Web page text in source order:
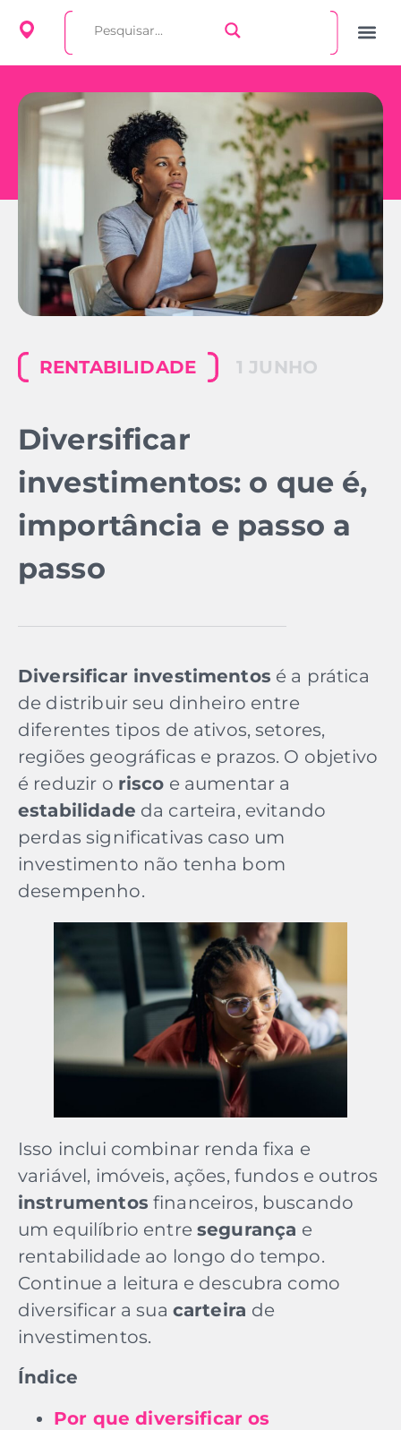
RENTABILIDADE 1 JUNHO
Diversificar
investimentos: o que é,
importância e passo a
passo
Diversificar investimentos é a prática
de distribuir seu dinheiro entre
diferentes tipos de ativos, setores,
regiões geográficas e prazos. O objetivo
é reduzir o risco e aumentar a
estabilidade da carteira, evitando
perdas significativas caso um
investimento não tenha bom
desempenho.
Isso inclui combinar renda fixa e
variável, imóveis, ações, fundos e outros
instrumentos financeiros, buscando
um equilíbrio entre segurança e
rentabilidade ao longo do tempo.
Continue a leitura e descubra como
diversificar a sua carteira de
investimentos.
Índice
Por que diversificar os